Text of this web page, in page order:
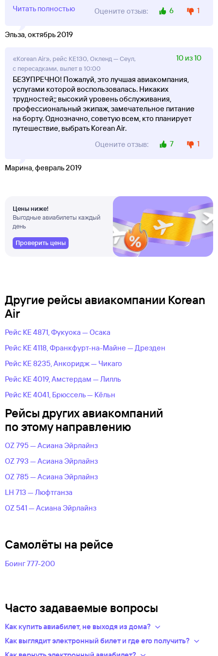
Читать полностью Оцените отзыв: 6 1
Эльза, октябрь 2019
«Korean Air», рейс KE130, Окленд — Сеул,
с пересадками, вылет в 10:00
10 из 10
БЕЗУПРЕЧНО! Пожалуй, это лучшая авиакомпания,
услугами которой воспользовалась. Никаких
трудностей;; высокий уровень обслуживания,
профессиональный экипаж, замечательное питание
на борту. Однозначно, советую всем, кто планирует
путешествие, выбрать Korean Air.
Оцените отзыв:
7 1
Марина, февраль 2019
Цены ниже!
Выгодные авиабилеты каждый
день
Проверить цены
Другие рейсы авиакомпании Korean
Air
Рейс KE 4871, Фукуока — Осака
Рейс KE 4118, Франкфурт-на-Майне — Дрезден
Рейс KE 8235, Анкоридж — Чикаго
Рейс KE 4019, Амстердам — Лилль
Рейс KE 4041, Брюссель — Кёльн
Рейсы других авиакомпаний
по этому направлению
OZ 795 — Асиана Эйрлайнз
OZ 793 — Асиана Эйрлайнз
OZ 785 — Асиана Эйрлайнз
LH 713 — Люфтганза
OZ 541 — Асиана Эйрлайнз
Самолёты на рейсе
Боинг 777-200
Часто задаваемые вопросы
Как купить авиабилет, не выходя из дома?
Укажите в нужных полях маршрут, дату поездки и число
Как выглядит электронный билет и где его получить?
После оплаты на сайте, в базе данных авиакомпании